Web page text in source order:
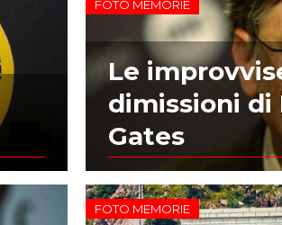
FOTO MEMORIE
Le
dimissioni di
Gates
FOTO MEMORIE